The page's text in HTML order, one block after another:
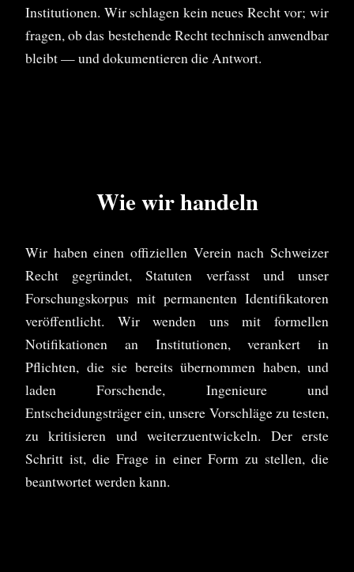
Institutionen. Wir schlagen kein neues Recht vor; wir
fragen, ob das bestehende Recht technisch anwendbar
bleibt — und dokumentieren die Antwort.
Wie wir handeln
Wir haben einen offiziellen Verein nach Schweizer
Recht gegründet, Statuten verfasst und unser
Forschungskorpus mit permanenten Identifikatoren
veröffentlicht. Wir wenden uns mit formellen
Notifikationen an Institutionen, verankert in
Pflichten, die sie bereits übernommen haben, und
laden Forschende, Ingenieure und
Entscheidungsträger ein, unsere Vorschläge zu testen,
zu kritisieren und weiterzuentwickeln. Der erste
Schritt ist, die Frage in einer Form zu stellen, die
beantwortet werden kann.